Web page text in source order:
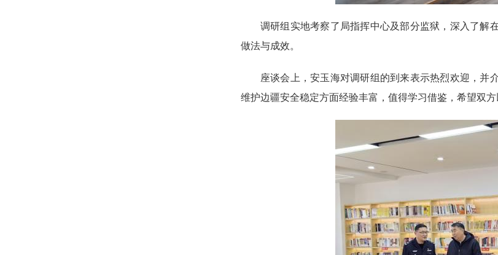
调研组实地考察了局指挥中心及部分监狱，深入了解
做法与成效。
座谈会上，安玉海对调研组的到来表示热烈欢迎，并
维护边疆安全稳定方面经验丰富，值得学习借鉴，希望双